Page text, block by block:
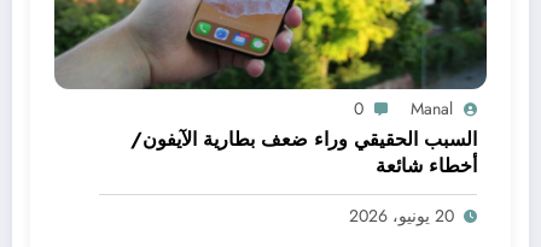
Manal
0
السبب الحقيقي وراء ضعف بطارية الآيفون/
أخطاء شائعة
20 يونيو، 2026